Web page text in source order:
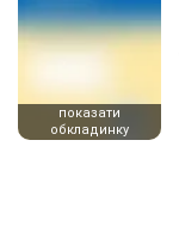
показати
обкладинку